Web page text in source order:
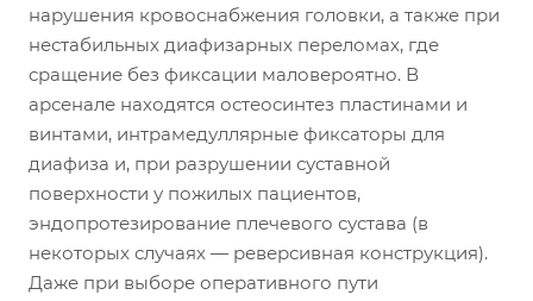
нарушения кровоснабжения головки, а также при
нестабильных диафизарных переломах, где
сращение без фиксации маловероятно. В
арсенале находятся остеосинтез пластинами и
винтами, интрамедуллярные фиксаторы для
диафиза и, при разрушении суставной
поверхности у пожилых пациентов,
эндопротезирование плечевого сустава (в
некоторых случаях — реверсивная конструкция).
Даже при выборе оперативного пути